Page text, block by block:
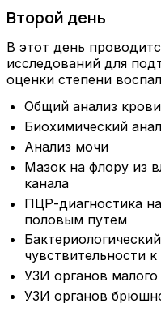
Второй день
В этот день
исследований для
оценки степени
Общий анализ крови
Биохимический
Анализ мочи
Мазок на флору из
канала
ПЦР-диагностика
половым путем
чувствительности
УЗИ органов малого
УЗИ органов